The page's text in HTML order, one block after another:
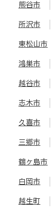
熊谷市
所沢市
東松山市
鴻巣市
越谷市
志木市
久喜市
三郷市
鶴ヶ島市
白岡市
越生町